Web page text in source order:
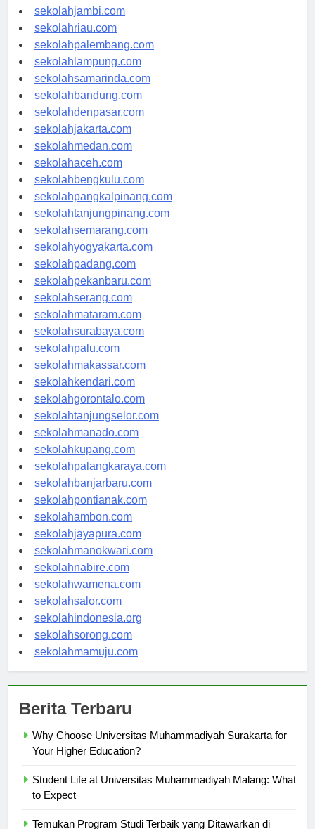
sekolahindonesia.id
sekolahjambi.com
sekolahriau.com
sekolahpalembang.com
sekolahlampung.com
sekolahsamarinda.com
sekolahbandung.com
sekolahdenpasar.com
sekolahjakarta.com
sekolahmedan.com
sekolahaceh.com
sekolahbengkulu.com
sekolahpangkalpinang.com
sekolahtanjungpinang.com
sekolahsemarang.com
sekolahyogyakarta.com
sekolahpadang.com
sekolahpekanbaru.com
sekolahserang.com
sekolahmataram.com
sekolahsurabaya.com
sekolahpalu.com
sekolahmakassar.com
sekolahkendari.com
sekolahgorontalo.com
sekolahtanjungselor.com
sekolahmanado.com
sekolahkupang.com
sekolahpalangkaraya.com
sekolahbanjarbaru.com
sekolahpontianak.com
sekolahambon.com
sekolahjayapura.com
sekolahmanokwari.com
sekolahnabire.com
sekolahwamena.com
sekolahsalor.com
sekolahindonesia.org
sekolahsorong.com
Why Choose Universitas Muhammadiyah Surakarta for
Student Life at Universitas Muhammadiyah Malang: What